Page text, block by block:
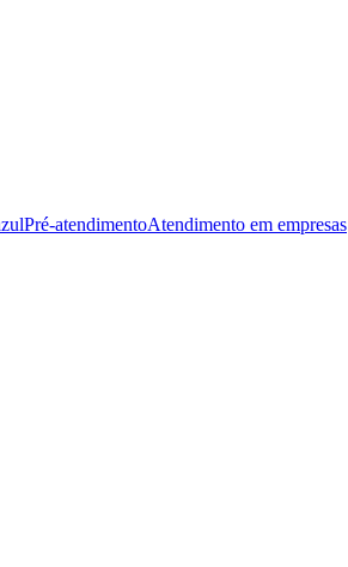
Pré-atendimentoAtendimento em empresas